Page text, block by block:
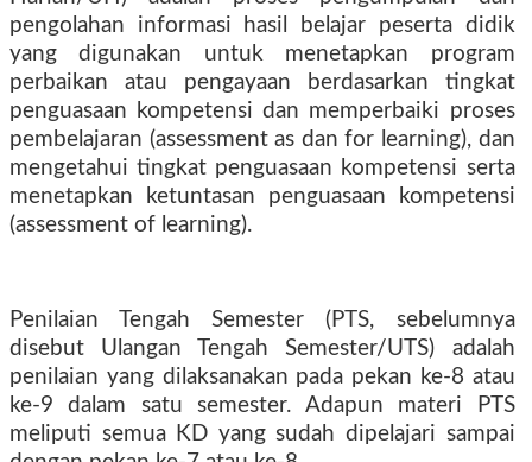
peng­olahan informasi hasil belajar peserta didik
yang digunakan untuk menetapkan program
perbaikan atau pengayaan berdasarkan tingkat
penguasaan kompetensi dan memperbaiki proses
pem­belajaran (assessment as dan for learning), dan
mengetahui tingkat penguasaan kompetensi serta
menetapkan ketuntasan penguasaan kompetensi
(assessment of learning).
Penilaian Tengah Semester (PTS, sebelumnya
disebut Ulangan Tengah Semester/UTS) adalah
penilaian yang dilaksa­nakan pada pekan ke­-8 atau
ke­-9 dalam satu semester. Adapun materi PTS
meliputi semua KD yang sudah dipelajari sampai